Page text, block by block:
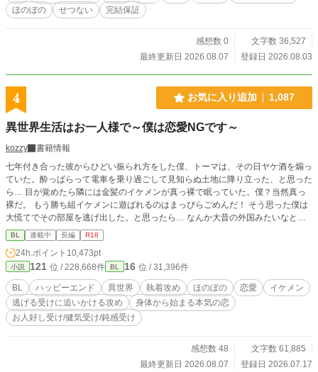
三人称の練習で書いた短いお話ですが、最後までお付き合いいただけると嬉しい
ほのぼの
せつない 完結保証
感想数 0
文字数 36,527
最終更新日 2026.08.07
登録日 2026.08.03
4 お気に入り追加 1,087
異世界生活はお一人様で～僕は恋愛NGです～
kozzy
書籍情報
七年付き合った彼からひどい振られ方をした僕、トーマは、その日ヤケ酒を煽っ
ていた。酔っぱらって電車を乗り過ごして見知らぬ土地に降り立った、と思った
ら… 目が覚めたら隣には金髪のイケメンが真っ裸で眠っていた。僕？当然真っ
裸だ。 もう勝ち組イケメンに遊ばれるのはまっぴらごめんだ！ そう思った僕は
大慌てでその部屋を逃げ出した。と思ったら… なんか大昔の外国みたいなとこ
ろに来ちゃったんだけど、どうしよう！ 取り敢えず現代の知識を駆使してなん
とか生活の基盤を作ったものの、あの時のイケメンがまとわりついて来て… 逃
げる受けと追う攻めのお話です。 18禁は…保険じゃなくなる予定です。
BL 連載中 長編 R18
24h.ポイント 10,473pt
小説 121 位 / 228,668件 BL 16 位 / 31,396件
BL ハッピーエンド 異世界 執着攻め ほのぼの 恋愛
イケメン
逃げる受けに追いかける攻め
身体から始まる本気の恋
お人好し受け/健気受け/鈍感受け
感想数 48
文字数 61,885
最終更新日 2026.08.07
登録日 2026.07.17